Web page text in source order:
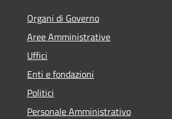
Organi di Governo
Aree Amministrative
Uffici
Enti e fondazioni
Politici
Personale Amministrativo